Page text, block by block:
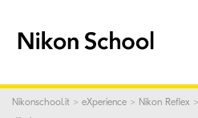
Nikonschool.it > eXperience > Nikon Reflex